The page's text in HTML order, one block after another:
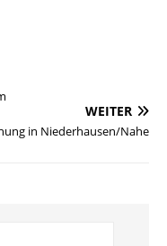
WEITER
in Niederhausen/Nahe